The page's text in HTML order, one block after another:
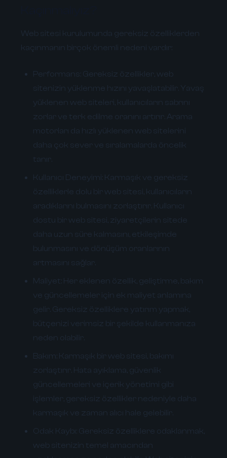
Web sitesi kurulumunda gereksiz özelliklerden
kaçınmanın birçok önemli nedeni vardır:
Performans: Gereksiz özellikler, web
sitenizin yüklenme hızını yavaşlatabilir. Yavaş
yüklenen web siteleri, kullanıcıların sabrını
zorlar ve terk edilme oranını artırır. Arama
motorları da hızlı yüklenen web sitelerini
daha çok sever ve sıralamalarda öncelik
tanır.
Kullanıcı Deneyimi: Karmaşık ve gereksiz
özelliklerle dolu bir web sitesi, kullanıcıların
aradıklarını bulmasını zorlaştırır. Kullanıcı
dostu bir web sitesi, ziyaretçilerin sitede
daha uzun süre kalmasını, etkileşimde
bulunmasını ve dönüşüm oranlarının
artmasını sağlar.
Maliyet: Her eklenen özellik, geliştirme, bakım
ve güncellemeler için ek maliyet anlamına
gelir. Gereksiz özelliklere yatırım yapmak,
bütçenizi verimsiz bir şekilde kullanmanıza
neden olabilir.
Bakım: Karmaşık bir web sitesi, bakımı
zorlaştırır. Hata ayıklama, güvenlik
güncellemeleri ve içerik yönetimi gibi
işlemler, gereksiz özellikler nedeniyle daha
karmaşık ve zaman alıcı hale gelebilir.
Odak Kaybı: Gereksiz özelliklere odaklanmak,
web sitenizin temel amacından